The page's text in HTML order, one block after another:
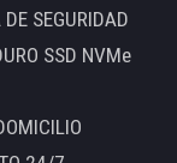
SEGURIDAD
SSD NVMe